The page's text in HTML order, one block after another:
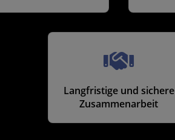
Langfristige und sichere
Zusammenarbeit